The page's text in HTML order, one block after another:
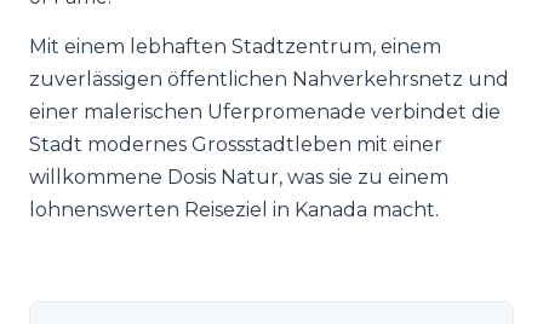
Mit einem lebhaften Stadtzentrum, einem
zuverlässigen öffentlichen Nahverkehrsnetz und
einer malerischen Uferpromenade verbindet die
Stadt modernes Grossstadtleben mit einer
willkommene Dosis Natur, was sie zu einem
lohnenswerten Reiseziel in Kanada macht.